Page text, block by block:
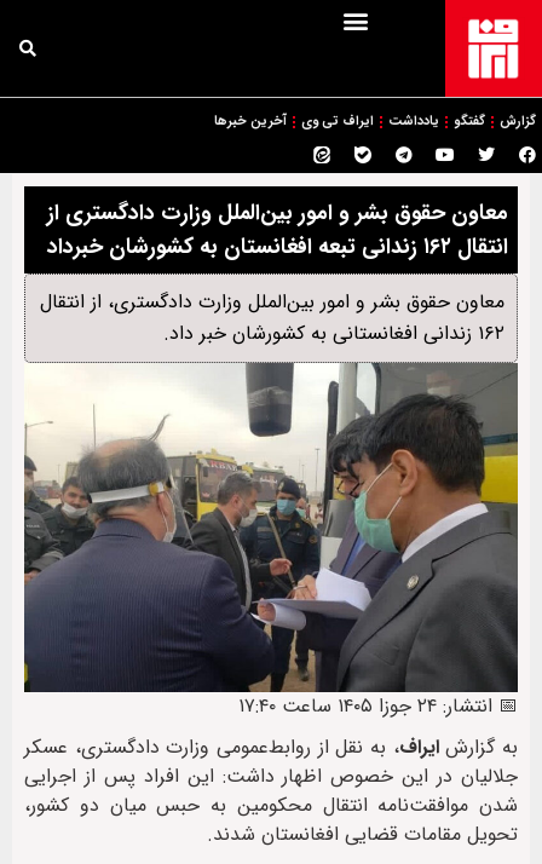
گزارش گفتگو یادداشت ایراف تی وی آخرین خبرها
معاون حقوق بشر و امور بین‌الملل وزارت دادگستری از
انتقال ۱۶۲ زندانی تبعه افغانستان به کشورشان خبرداد
معاون حقوق بشر و امور بین‌الملل وزارت دادگستری، از انتقال
۱۶۲ زندانی افغانستانی به کشورشان خبر داد.
📅 انتشار: ۲۴ جوزا ۱۴۰۵ ساعت ۱۷:۴۰
به گزارشایراف، به نقل از روابط‌عمومی وزارت دادگستری، عسکر
جلالیان در این خصوص اظهار داشت: این افراد پس از اجرایی
شدن موافقت‌نامه انتقال محکومین به حبس میان دو کشور،
تحویل مقامات قضایی افغانستان شدند.